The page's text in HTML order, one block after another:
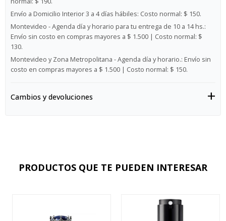
Envío a Domicilio Interior 3 a 4 días hábiles: Costo normal: $ 150.
Montevideo - Agenda día y horario para tu entrega de 10 a 14 hs.:
Envío sin costo en compras mayores a $ 1.500 | Costo normal: $
130.
Montevideo y Zona Metropolitana - Agenda día y horario.: Envío sin
costo en compras mayores a $ 1.500 | Costo normal: $ 150.
Cambios y devoluciones
PRODUCTOS QUE TE PUEDEN INTERESAR